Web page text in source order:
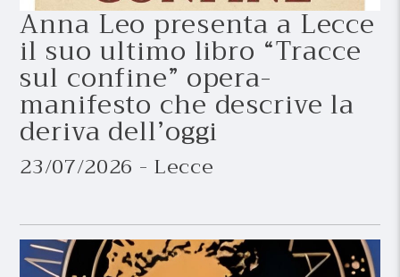
Anna Leo presenta a Lecce
il suo ultimo libro “Tracce
sul confine” opera-
manifesto che descrive la
deriva dell’oggi
23/07/2026 - Lecce